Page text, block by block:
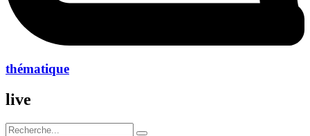
thématique
live